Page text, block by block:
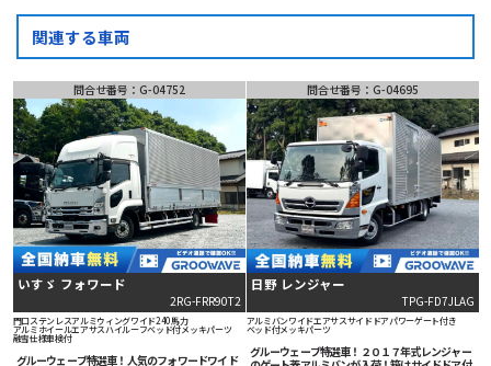
関連する車両
問合せ番号：G-04752
いすゞ フォワード
2RG-FRR90T2
門口ステンレスアルミウィングワイド240馬力
アルミホイールエアサスハイルーフベッド付メッキパーツ
融雪仕様車検付
グルーウェーブ特選車！人気のフォワードワイド
問合せ番号：G-04695
日野 レンジャー
TPG-FD7JLAG
アルミバンワイドエアサスサイドドアパワーゲート付き
ベッド付メッキパーツ
グルーウェーブ特選車！２０１７年式レンジャー